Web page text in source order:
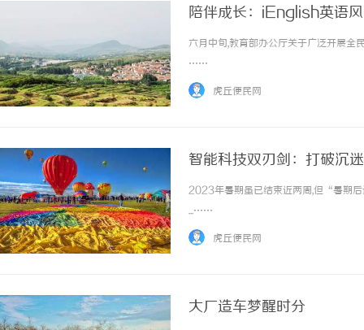
陪伴成长：iEnglish英语
六月中旬,教育部办公厅关于广泛开展全
……
虎丘便民网
智能科技双刃剑：打破沉
2023年暑期虽已结束近两周,但“暑期
...……
虎丘便民网
大厂造车梦醒时分